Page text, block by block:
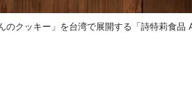
のクッキー」を台湾で展開する「詩特莉食